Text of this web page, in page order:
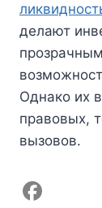
делают
Однако их
правовых,
вызовов.